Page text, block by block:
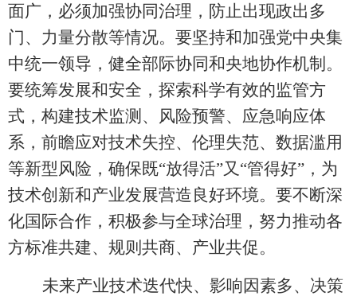
面广，必须加强协同治理，防止出现政出多
门、力量分散等情况。要坚持和加强党中央集
中统一领导，健全部际协同和央地协作机制。
要统筹发展和安全，探索科学有效的监管方
式，构建技术监测、风险预警、应急响应体
系，前瞻应对技术失控、伦理失范、数据滥用
等新型风险，确保既“放得活”又“管得好”，为
技术创新和产业发展营造良好环境。要不断深
化国际合作，积极参与全球治理，努力推动各
方标准共建、规则共商、产业共促。
未来产业技术迭代快、影响因素多、决策